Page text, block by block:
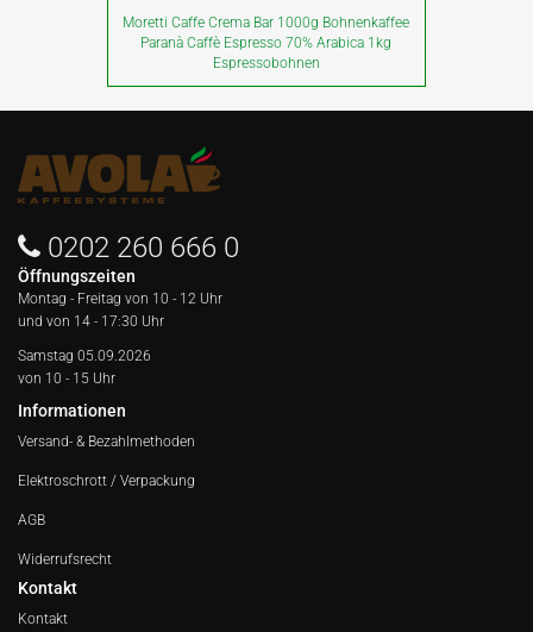
Moretti Caffe Crema Bar 1000g Bohnenkaffee
Paranà Caffè Espresso 70% Arabica 1kg
Espressobohnen
0202 260 666 0
Öffnungszeiten
Montag - Freitag von 10 - 12 Uhr
und von 14 - 17:30 Uhr
Samstag 05.09.2026
von 10 - 15 Uhr
Informationen
Versand- & Bezahlmethoden
Elektroschrott / Verpackung
AGB
Widerrufsrecht
Kontakt
Kontakt